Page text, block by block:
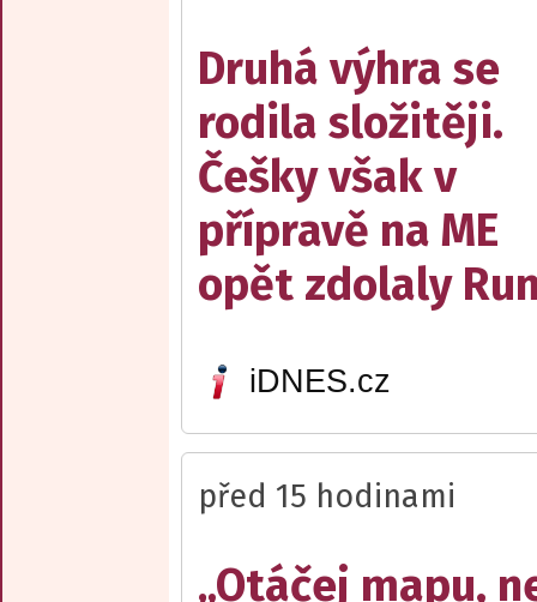
Druhá výhra se
rodila složitěji.
Češky však v
přípravě na ME
opět zdolaly
iDNES.cz
před 15 hodinami
„Otáčej mapu,